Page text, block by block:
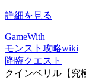
詳細を見る
GameWith
モンスト攻略wiki
降臨クエスト
クインベリル【究